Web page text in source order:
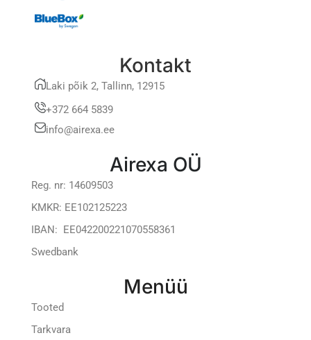
Kontakt
Laki põik 2, Tallinn, 12915
+372 664 5839
info@airexa.ee
Airexa OÜ
Reg. nr: 14609503
KMKR: EE102125223
IBAN: EE042200221070558361
Swedbank
Menüü
Tooted
Tarkvara